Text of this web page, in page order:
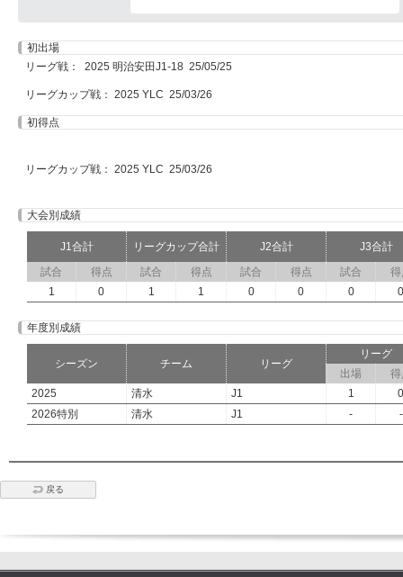
初出場
リーグ戦： 2025 明治安田J1-18 25/05/25
リーグカップ戦： 2025 YLC 25/03/26
初得点
リーグカップ戦： 2025 YLC 25/03/26
大会別成績
J1合計 リーグカップ合計 J2合計
J3合計
試合
得点 試合 得点 試合 得点 試合
得
1
0 1 1 0 0 0 0
年度別成績
シーズン チーム リーグ
リーグ
出場
得
2025
清水 J1 1
0
2026特別
清水 J1 - -
戻る